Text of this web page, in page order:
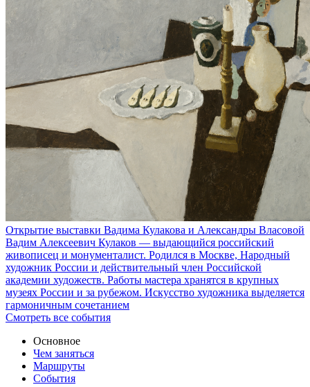
Открытие выставки Вадима Кулакова и Александры Власовой
Вадим Алексеевич Кулаков — выдающийся российский
живописец и монументалист. Родился в Москве, Народный
художник России и действительный член Российской
академии художеств. Работы мастера хранятся в крупных
музеях России и за рубежом. Искусство художника выделяется
гармоничным сочетанием
Смотреть все события
Основное
Чем заняться
Маршруты
События